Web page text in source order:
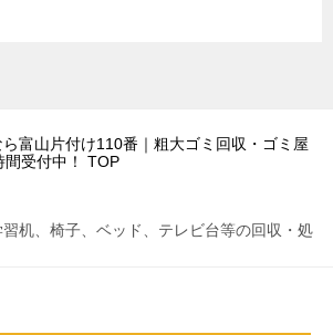
ら富山片付け110番｜粗大ゴミ回収・ゴミ屋
受付中！
TOP
習机、椅子、ベッド、テレビ台等の回収・処